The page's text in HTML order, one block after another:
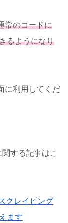
常のコードに
るようになり
に利用してくだ
する記事はこ
クレイピング
ます